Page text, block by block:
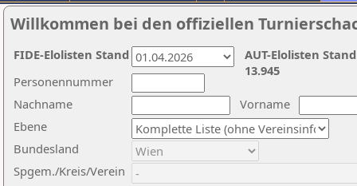
Willkommen bei den offiziellen
Nachname
Vorname
Ebene
Personennummer
Bundesland
Spgem./Kreis/Verein
AUT-Elolisten
13.945
FIDE-Elolisten Stand